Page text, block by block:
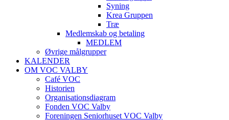
Syning
Krea Gruppen
Træ
Medlemskab og betaling
MEDLEM
Øvrige målgrupper
KALENDER
OM VOC VALBY
Café VOC
Historien
Organisationsdiagram
Fonden VOC Valby
Foreningen Seniorhuset VOC Valby